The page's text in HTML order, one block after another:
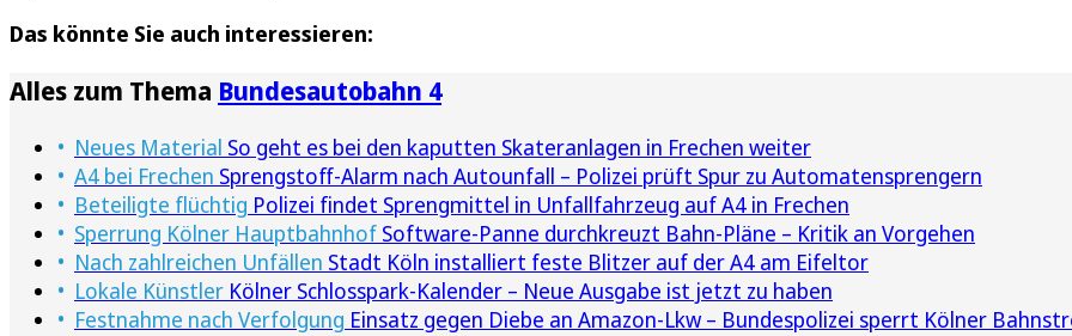
Das könnte Sie auch interessieren:
Alles zum Thema Bundesautobahn 4
Neues Material So geht es bei den kaputten Skateranlagen in Frechen weiter
A4 bei Frechen Sprengstoff-Alarm nach Autounfall – Polizei prüft Spur zu Automatensprengern
Beteiligte flüchtig Polizei findet Sprengmittel in Unfallfahrzeug auf A4 in Frechen
Sperrung Kölner Hauptbahnhof Software-Panne durchkreuzt Bahn-Pläne – Kritik an Vorgehen
Nach zahlreichen Unfällen Stadt Köln installiert feste Blitzer auf der A4 am Eifeltor
Lokale Künstler Kölner Schlosspark-Kalender – Neue Ausgabe ist jetzt zu haben
Festnahme nach Verfolgung Einsatz gegen Diebe an Amazon-Lkw – Bundespolizei sperrt Kölner